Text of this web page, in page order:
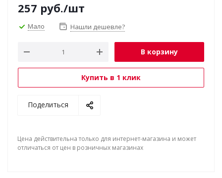
257 руб./шт
Мало Нашли дешевле?
В корзину
Купить в 1 клик
Поделиться
Цена действительна только для интернет-магазина и может
отличаться от цен в розничных магазинах